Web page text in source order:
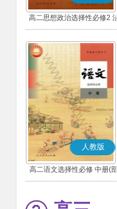
高二思想政治选择性必修2 法
律与生活(部编版)
人教版
高二语文选择性必修 中册(部
编版)